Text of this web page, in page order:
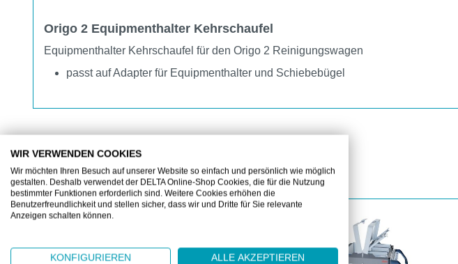
Origo 2 Equipmenthalter Kehrschaufel
Equipmenthalter Kehrschaufel für den Origo 2 Reinigungswagen
passt auf Adapter für Equipmenthalter und Schiebebügel
ZUBEHÖR
Produktgalerie überspringen
WIR VERWENDEN COOKIES
Wir möchten Ihren Besuch auf unserer Website so einfach und persönlich wie möglich
gestalten. Deshalb verwendet der DELTA Online-Shop Cookies, die für die Nutzung
bestimmter Funktionen erforderlich sind. Weitere Cookies erhöhen die
Benutzerfreundlichkeit und stellen sicher, dass wir und Dritte für Sie relevante
Anzeigen schalten können.
KONFIGURIEREN ALLE AKZEPTIEREN